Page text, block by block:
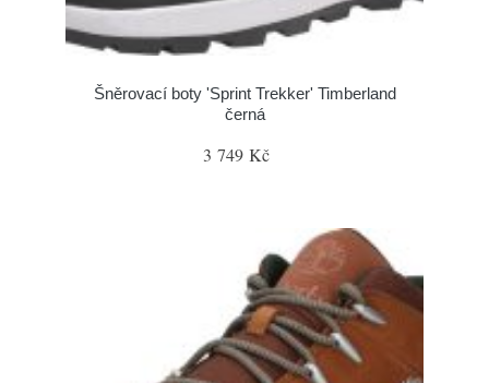
Šněrovací boty 'Sprint Trekker' Timberland
černá
3 749 Kč